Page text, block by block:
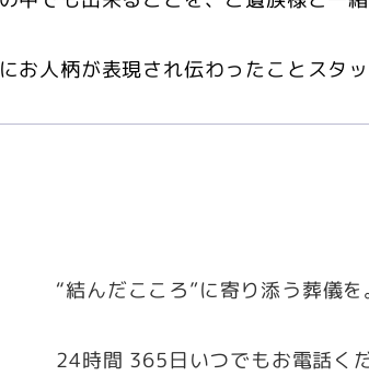
お人柄が表現され伝わったことスタ
“結んだこころ”に寄り添う葬儀
24時間 365日いつでもお電話くだ